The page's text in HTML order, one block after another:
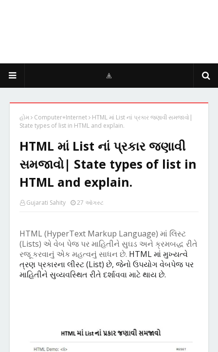
હોમ Computer+Internet
HTML માં List નાં પ્રકાર જણાવી સમજાવો|
State types of list in HTML and explain.
HTML માં List નાં પ્રકાર જણાવી
સમજાવો| State types of list in
HTML and explain.
Gujarati Sahity 27 ઑગસ્ટ
HTML (HyperText Markup Language) માં લિસ્ટ
(Lists) એ વેબ પેજ પરમાહિતીને સુઘડ અને ક્રમબદ્ધ રીતે
રજૂ કરવાનું એકમહત્વનું સાધન છે. HTMLમાંમુખ્યત્વે
ત્રણપ્રકારનાલીસ્ટ(List) છે, જેનોઉપયોગ વેબપેજપર
માહિતીનેસુવ્યવસ્થિત રીતે દર્શાવવામાટેથાયછે.